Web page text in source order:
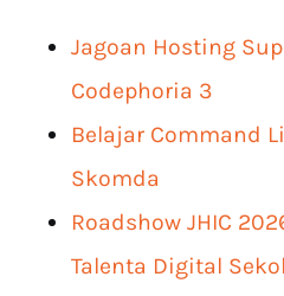
Jagoan Hosting
Codephoria 3
Belajar Command
Skomda
Roadshow JHIC
Talenta Digital